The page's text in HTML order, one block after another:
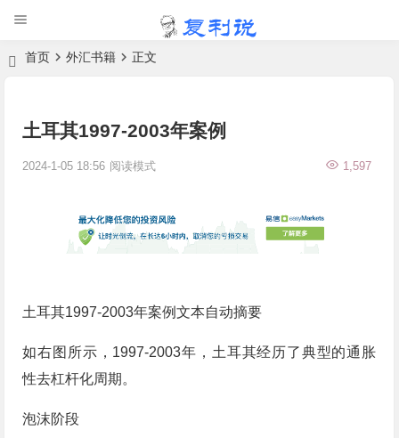
首页 外汇书籍 正文
土耳其1997-2003年案例
2024-1-05 18:56 1,597
阅读模式
土耳其1997-2003年案例文本自动摘要
如右图所示，1997-2003年，土耳其经历了典型的通胀
性去杠杆化周期。
泡沫阶段